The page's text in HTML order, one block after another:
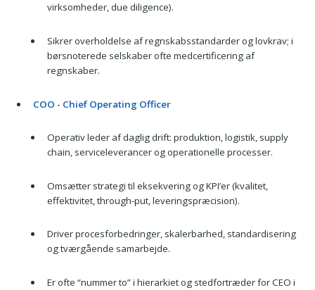
virksomheder, due diligence).
Sikrer overholdelse af regnskabsstandarder og lovkrav; i
børsnoterede selskaber ofte medcertificering af
regnskaber.
COO - Chief Operating Officer
Operativ leder af daglig drift: produktion, logistik, supply
chain, serviceleverancer og operationelle processer.
Omsætter strategi til eksekvering og KPI’er (kvalitet,
effektivitet, through-put, leveringspræcision).
Driver procesforbedringer, skalerbarhed, standardisering
og tværgående samarbejde.
Er ofte “nummer to” i hierarkiet og stedfortræder for CEO i